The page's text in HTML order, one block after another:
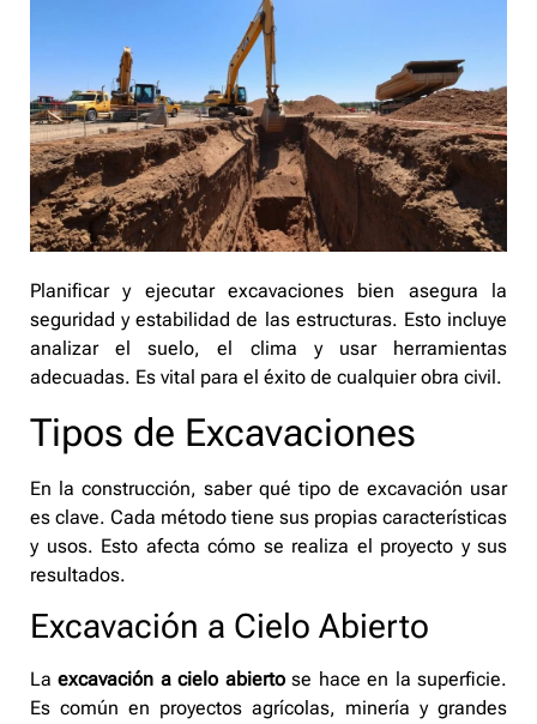
Planificar y ejecutar excavaciones bien asegura la
seguridad y estabilidad de las estructuras. Esto incluye
analizar el suelo, el clima y usar herramientas
adecuadas. Es vital para el éxito de cualquier obra civil.
Tipos de Excavaciones
En la construcción, saber qué tipo de excavación usar
es clave. Cada método tiene sus propias características
y usos. Esto afecta cómo se realiza el proyecto y sus
resultados.
Excavación a Cielo Abierto
Laexcavación a cielo abiertose hace en la superficie.
Es común en proyectos agrícolas, minería y grandes